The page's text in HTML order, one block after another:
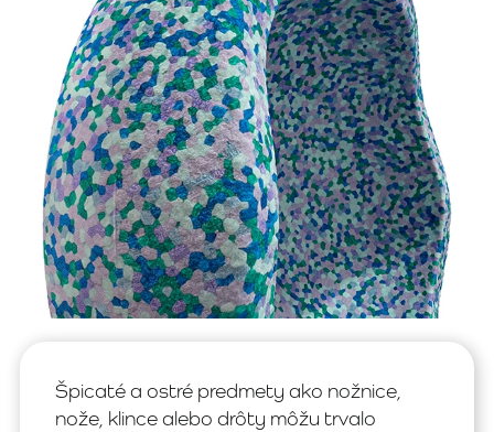
Špicaté a ostré predmety ako nožnice,
nože, klince alebo drôty môžu trvalo